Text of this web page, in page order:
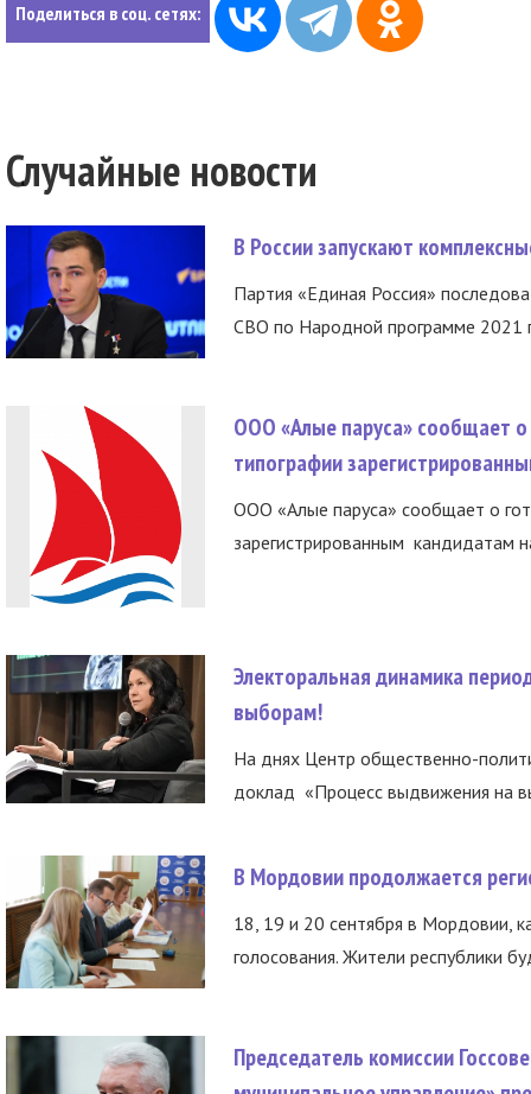
Поделиться в соц. сетях:
Случайные новости
В России запускают
Партия «Единая Россия»
СВО по Народной программе 2021
ООО «Алые паруса» сообщает о
типографии
ООО «Алые паруса» сообщает о
зарегистрированным кандидатам
Электоральная динамика
выборам!
На днях Центр общественно-
доклад «Процесс выдвижения на
В Мордовии продолжается
18, 19 и 20 сентября в Мордовии,
голосования. Жители республики
Председатель комиссии